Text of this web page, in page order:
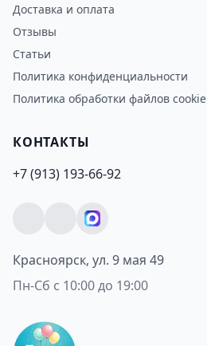
Доставка и оплата
Отзывы
Статьи
Политика конфиденциальности
Политика обработки файлов cookie
КОНТАКТЫ
+7 (913) 193-66-92
Красноярск, ул. 9 мая 49
Пн-Сб с 10:00 до 19:00